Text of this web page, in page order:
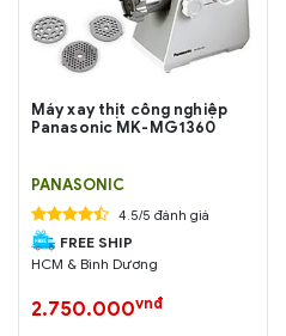
Máy xay thịt công nghiệp
Panasonic MK-MG1360
PANASONIC
4.5/5 đánh giá
FREE SHIP
HCM & Bình Dương
2.750.000vnđ